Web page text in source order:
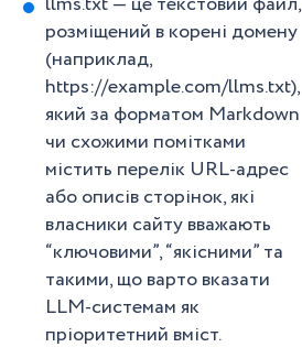
розміщений в корені домену
(наприклад,
https://example.com/llms.txt),
який за форматом Markdown
чи схожими помітками
містить перелік URL-адрес
або описів сторінок, які
власники сайту вважають
“ключовими”, “якісними” та
такими, що варто вказати
LLM-системам як
пріоритетний вміст.